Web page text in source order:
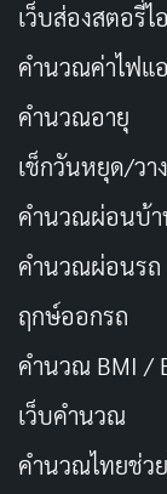
เว็บส่องสตอรี่ไ
คำนวณค่าไฟแ
คำนวณอายุ
เช็กวันหยุด/วา
คำนวณผ่อนบ้
คำนวณผ่อนรถ
ฤกษ์ออกรถ
คำนวณ BMI /
เว็บคํานวณ
คํานวณไทยช่ว